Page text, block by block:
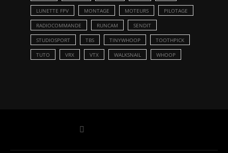
LUNETTE FPV MONTAGE MOTEURS PILOTAGE
RADIOCOMMANDE RUNCAM SENDIT
STUDIOSPORT TBS TINYWHOOP TOOTHPICK
TUTO VRX VTX WALKSNAIL WHOOP